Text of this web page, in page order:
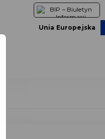
Unia Europejska